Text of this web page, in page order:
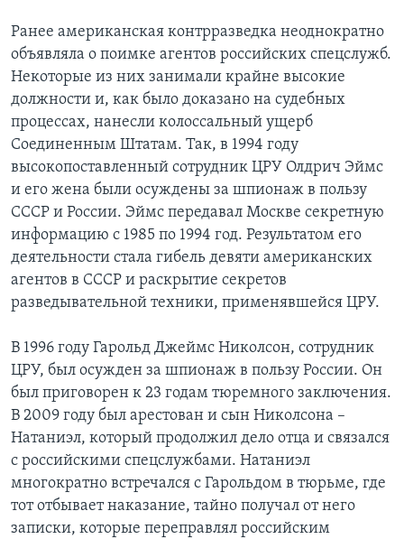
Ранее американская контрразведка неоднократно
объявляла о поимке агентов российских спецслужб.
Некоторые из них занимали крайне высокие
должности и, как было доказано на судебных
процессах, нанесли колоссальный ущерб
Соединенным Штатам. Так, в 1994 году
высокопоставленный сотрудник ЦРУ Олдрич Эймс
и его жена были осуждены за шпионаж в пользу
СССР и России. Эймс передавал Москве секретную
информацию с 1985 по 1994 год. Результатом его
деятельности стала гибель девяти американских
агентов в СССР и раскрытие секретов
разведывательной техники, применявшейся ЦРУ.
В 1996 году Гарольд Джеймс Николсон, сотрудник
ЦРУ, был осужден за шпионаж в пользу России. Он
был приговорен к 23 годам тюремного заключения.
В 2009 году был арестован и сын Николсона –
Натаниэл, который продолжил дело отца и связался
с российскими спецслужбами. Натаниэл
многократно встречался с Гарольдом в тюрьме, где
тот отбывает наказание, тайно получал от него
записки, которые переправлял российским